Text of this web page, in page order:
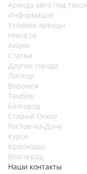
Аренда авто под такси
Информация
Условия аренды
Новости
Акции
Статьи
Другие города
Липецк
Воронеж
Тамбов
Белгород
Старый Оскол
Ростов-на-Дону
Курск
Краснодар
Волгоград
Наши контакты